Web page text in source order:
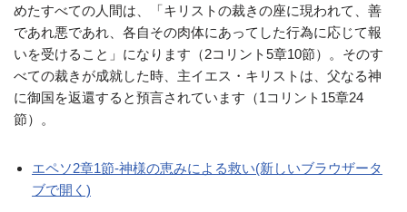
めたすべての人間は、「キリストの裁きの座に現われて、善
であれ悪であれ、各自その肉体にあってした行為に応じて報
いを受けること」になります（2コリント5章10節）。そのす
べての裁きが成就した時、主イエス・キリストは、父なる神
に御国を返還すると預言されています（1コリント15章24
節）。
エペソ2章1節-神様の恵みによる救い(新しいブラウザータ
ブで開く)